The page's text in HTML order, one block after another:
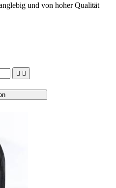
und von hoher Qualität
 